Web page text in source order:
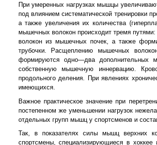
При умеренных нагрузках мышцы
под влиянием систематической тренировки
а также увеличения их количества
мышечных волокон происходит тремя
волокон из мышечных почек, а также
трубочки. Расщеплению мышечных
формируются одно—два дополнительных
собственную мышечную иннервацию.
продольного деления. При явлениях
имеющихся.
Важное практическое значение при
постепенном же уменьшении нагрузок
отдельных групп мышц у спортсменов и
Так, в показателях силы мышц верхних
спортсмены, специализирующиеся в